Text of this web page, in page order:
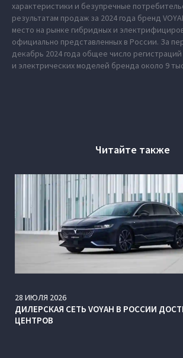
характеристики и безупречные
результатам продаж за 2024 года бренд
место на рынке гибридных и
официально представленных в России. За
декабрь 2024 года общее число
и электрических моделей бренда около 9
Читайте также
28 ИЮЛЯ 2026
ДИЛЕРСКАЯ СЕТЬ VOYAH В РОССИИ
ЦЕНТРОВ